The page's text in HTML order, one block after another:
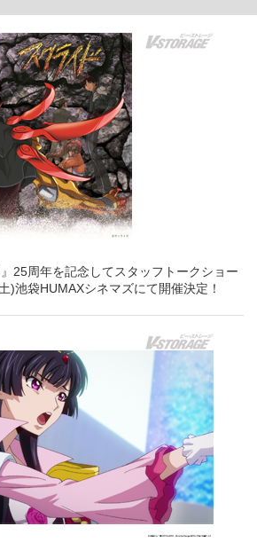
25周年を記念してスタッフトークショー
)池袋HUMAXシネマズにて開催決定！